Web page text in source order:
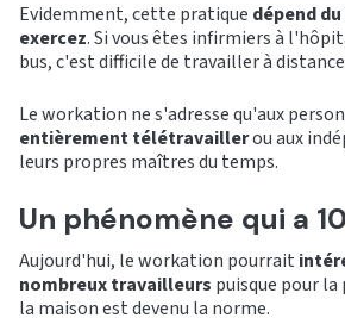
Evidemment, cette pratique dépend
exercez. Si vous êtes infirmiers à
bus, c'est difficile de travailler à
Le workation ne s'adresse qu'aux
entièrement télétravaillerou aux
leurs propres maîtres du temps.
Un phénomène qui a
Aujourd'hui, le workation pourrait
nombreux travailleurs puisque pour
la maison est devenu la norme.